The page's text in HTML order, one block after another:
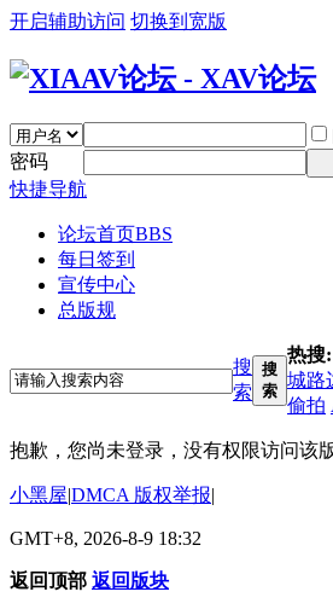
开启辅助访问 切换到宽版
密码
快捷导航
论坛首页BBS
每日签到
宣传中心
总版规
搜
索
搜
索
热搜:
城路
偷拍
抱歉，您尚未登录，没有权限访问该
小黑屋|DMCA 版权举报|
GMT+8, 2026-8-9 18:32
返回顶部 返回版块